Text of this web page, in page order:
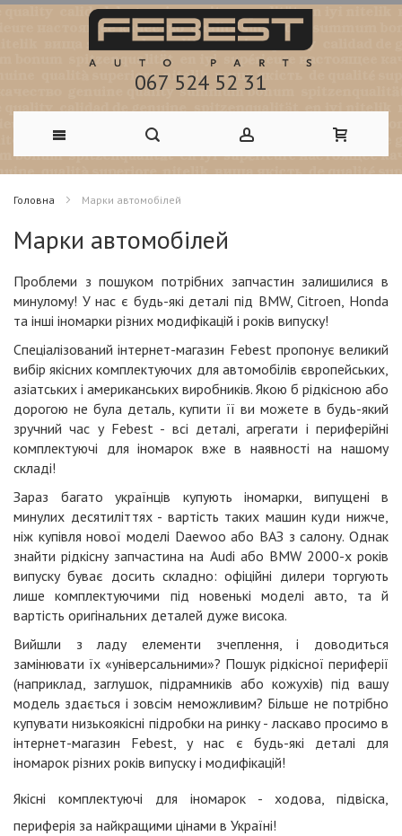
067 524 52 31
Skip
to
Content
Головна Марки автомобілей
Марки автомобілей
Проблеми з пошуком потрібних запчастин залишилися в
минулому! У нас є будь-які деталі під BMW, Citroen, Honda
та інші іномарки різних модифікацій і років випуску!
Спеціалізований інтернет-магазин Febest пропонує великий
вибір якісних комплектуючих для автомобілів європейських,
азіатських і американських виробників. Якою б рідкісною або
дорогою не була деталь, купити її ви можете в будь-який
зручний час у Febest - всі деталі, агрегати і периферійні
комплектуючі для іномарок вже в наявності на нашому
складі!
Зараз багато українців купують іномарки, випущені в
минулих десятиліттях - вартість таких машин куди нижче,
ніж купівля нової моделі Daewoo або ВАЗ з салону. Однак
знайти рідкісну запчастина на Audi або BMW 2000-х років
випуску буває досить складно: офіційні дилери торгують
лише комплектуючими під новенькі моделі авто, та й
вартість оригінальних деталей дуже висока.
Вийшли з ладу елементи зчеплення, і доводиться
замінювати їх «універсальними»? Пошук рідкісної периферії
(наприклад, заглушок, підрамників або кожухів) під вашу
модель здається і зовсім неможливим? Більше не потрібно
купувати низькоякісні підробки на ринку - ласкаво просимо в
інтернет-магазин Febest, у нас є будь-які деталі для
іномарок різних років випуску і модифікацій!
Якісні комплектуючі для іномарок - ходова, підвіска,
периферія за найкращими цінами в Україні!